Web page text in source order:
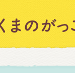
キャラク